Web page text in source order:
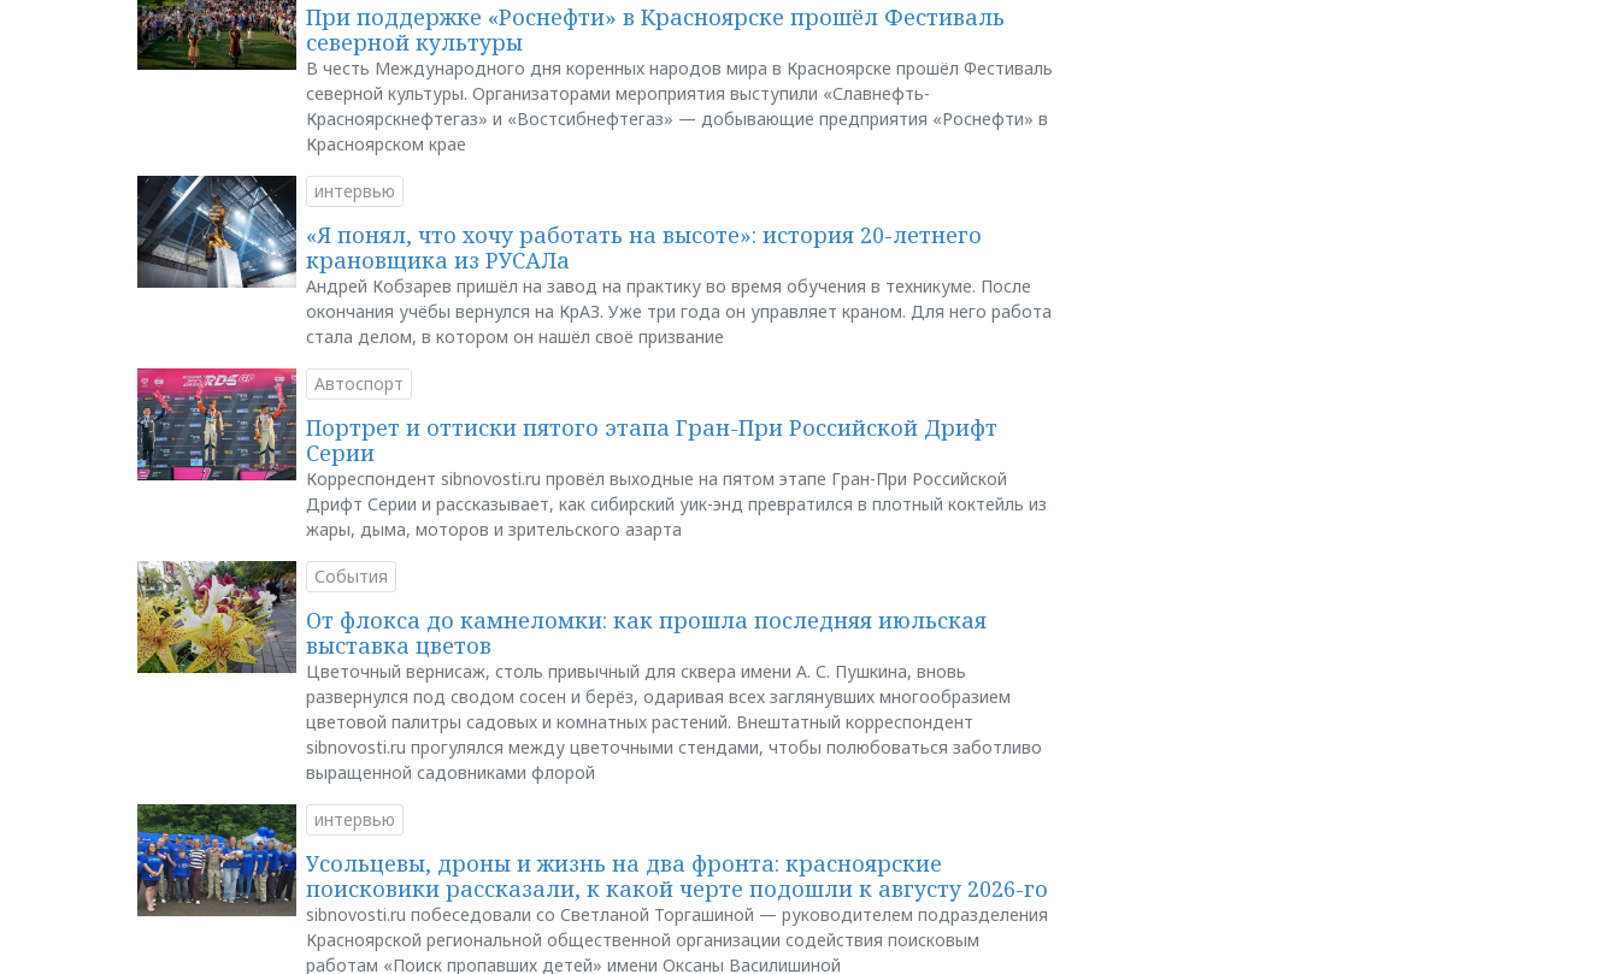
При поддержке «Роснефти» в Красноярске прошёл Фестиваль
северной культуры
В честь Международного дня коренных народов мира в Красноярске прошёл Фестиваль
северной культуры. Организаторами мероприятия выступили «Славнефть-
Красноярскнефтегаз» и «Востсибнефтегаз» — добывающие предприятия «Роснефти» в
Красноярском крае
интервью
«Я понял, что хочу работать на высоте»: история 20-летнего
крановщика из РУСАЛа
Андрей Кобзарев пришёл на завод на практику во время обучения в техникуме. После
окончания учёбы вернулся на КрАЗ. Уже три года он управляет краном. Для него работа
стала делом, в котором он нашёл своё призвание
Автоспорт
Портрет и оттиски пятого этапа Гран-При Российской Дрифт
Серии
Корреспондент sibnovosti.ru провёл выходные на пятом этапе Гран-При Российской
Дрифт Серии и рассказывает, как сибирский уик-энд превратился в плотный коктейль из
жары, дыма, моторов и зрительского азарта
События
От флокса до камнеломки: как прошла последняя июльская
выставка цветов
Цветочный вернисаж, столь привычный для сквера имени А. С. Пушкина, вновь
развернулся под сводом сосен и берёз, одаривая всех заглянувших многообразием
цветовой палитры садовых и комнатных растений. Внештатный корреспондент
sibnovosti.ru прогулялся между цветочными стендами, чтобы полюбоваться заботливо
выращенной садовниками флорой
интервью
Усольцевы, дроны и жизнь на два фронта: красноярские
поисковики рассказали, к какой черте подошли к августу 2026-го
sibnovosti.ru побеседовали со Светланой Торгашиной — руководителем подразделения
Красноярской региональной общественной организации содействия поисковым
работам «Поиск пропавших детей» имени Оксаны Василишиной